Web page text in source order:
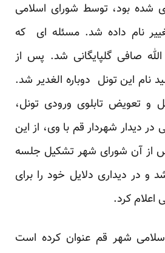
شده بود، توسط شورای اسلامی
۹ دی تغییر نام داده شد. مسئله ای که
صافی گلپایگانی شد. پس از
نام این تونل دوباره الغدیر شد.
و تعویض تابلوی ورودی تونل،
در دیدار شهردار قم با وی، از این
از آن شورای شهر تشکیل جلسه
و در دیداری دلایل خود را برای
اعلام کرد.
شهر قم عنوان کرده است